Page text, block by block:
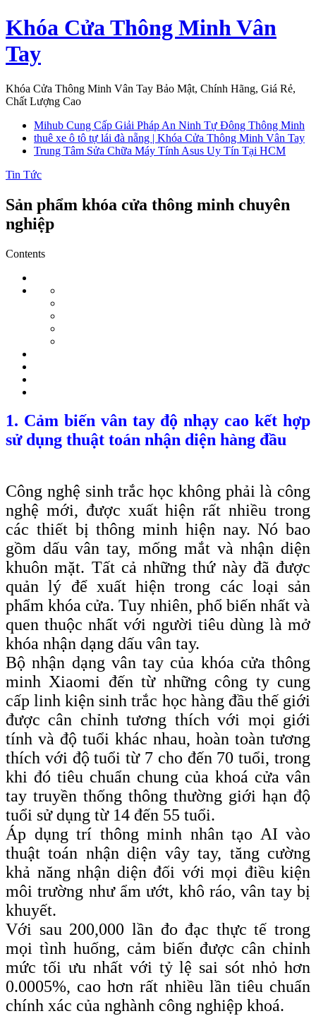
Skip
to
content
Khóa Cửa Thông Minh Vân
Tay
Khóa Cửa Thông Minh Vân Tay Bảo Mật, Chính Hãng, Giá Rẻ,
Chất Lượng Cao
Mihub Cung Cấp Giải Pháp An Ninh Tự Đông Thông Minh
thuê xe ô tô tự lái đà nẵng | Khóa Cửa Thông Minh Vân Tay
Trung Tâm Sửa Chữa Máy Tính Asus Uy Tín Tại HCM
Tin Tức
Sản phẩm khóa cửa thông minh chuyên
nghiệp
Contents
1. Cảm biến vân tay độ nhạy cao kết hợp
sử dụng thuật toán nhận diện hàng đầu
Công nghệ sinh trắc học không phải là công
nghệ mới, được xuất hiện rất nhiều trong
các thiết bị thông minh hiện nay. Nó bao
gồm dấu vân tay, mống mắt và nhận diện
khuôn mặt. Tất cả những thứ này đã được
quản lý để xuất hiện trong các loại sản
phẩm khóa cửa. Tuy nhiên, phổ biến nhất và
quen thuộc nhất với người tiêu dùng là mở
khóa nhận dạng dấu vân tay.
Bộ nhận dạng vân tay của khóa cửa thông
minh Xiaomi đến từ những công ty cung
cấp linh kiện sinh trắc học hàng đầu thế giới
được cân chỉnh tương thích với mọi giới
tính và độ tuổi khác nhau, hoàn toàn tương
thích với độ tuổi từ 7 cho đến 70 tuổi, trong
khi đó tiêu chuẩn chung của khoá cửa vân
tay truyền thống thông thường giới hạn độ
tuổi sử dụng từ 14 đến 55 tuổi.
Áp dụng trí thông minh nhân tạo AI vào
thuật toán nhận diện vây tay, tăng cường
khả năng nhận diện đối với mọi điều kiện
môi trường như ẩm ướt, khô ráo, vân tay bị
khuyết.
Với sau 200,000 lần đo đạc thực tế trong
mọi tình huống, cảm biến được cân chỉnh
mức tối ưu nhất với tỷ lệ sai sót nhỏ hơn
0.0005%, cao hơn rất nhiều lần tiêu chuẩn
chính xác của nghành công nghiệp khoá.